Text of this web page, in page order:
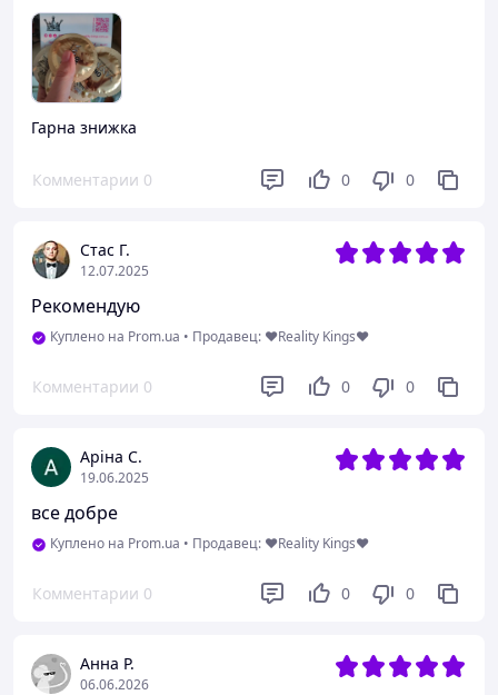
Гарна знижка
Комментарии 0 0 0
Стас Г.
12.07.2025
Рекомендую
Куплено на Prom.ua • Продавец: ❤️Reality Kings❤️
Комментарии 0 0 0
Аріна С.
19.06.2025
все добре
Куплено на Prom.ua • Продавец: ❤️Reality Kings❤️
Комментарии 0 0 0
Анна Р.
06.06.2026